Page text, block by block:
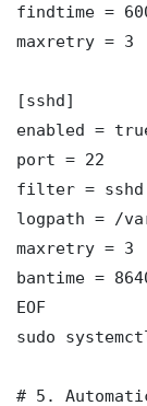
findtime =
maxretry = 3
[sshd]
enabled =
port = 22
filter = sshd
logpath = /
maxretry = 3
bantime =
EOF
sudo
# 5.